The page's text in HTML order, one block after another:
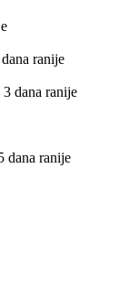
ranije
3 dana ranije
dana ranije